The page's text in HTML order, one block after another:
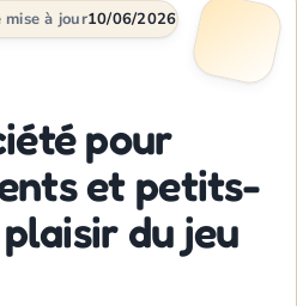
mise à jour10/06/2026
pour
et petits-
du jeu